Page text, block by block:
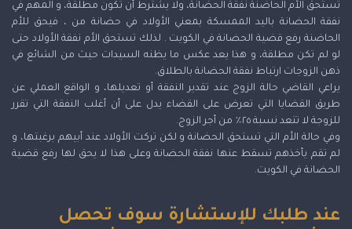
تستحق الأم الحاضنة نفقة الحضانة، ولا يشترط أن تكون مطلقة، و المهم في
نفقة الحضانة باليد الممسكة بمعني الأولاد في حضانة من ، فيحق للأم
الحاضنة رفع قضية الحضانة في الكويت . لذلك تستحق الأم نفقة الأولاد حتى
لو لم تكن مطلقة، و هذا يعد عكس ما يظنه السيدات حيث من الشائع في
ذهن الزوجات ارتباط نفقة الحضانة بالطلاق.
يراعي القاضي حالة الزوج عند تقدير النفقة أو تعديلها، و الواقع العملي عن
طريق القضايا التي تعرض على القضاء يدل على أن أغلب النفقة التي تقرر
للزوجة لا تتعد نسبة ٢٥٪ من أجر الزوج.
وفي حالة الأم التي تستحق الحضانة و لكن تركت الأولاد عند أبيهم برغبتها، و
لم تقم يأخذهم تسقط عنها نفقة الحضانة وعلى هذا لا يحق لها رفع قضية
الحضانة في الكويت.
عند طلبك للإستشارة سوف تحصل